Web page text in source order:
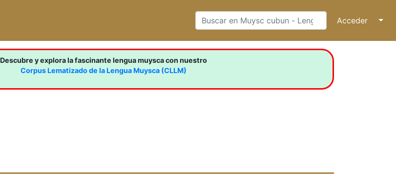
Acceder ↓
Descubre y explora la fascinante lengua muysca con nuestro
Corpus Lematizado de la Lengua Muysca (CLLM)